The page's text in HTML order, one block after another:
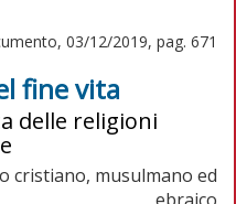
03/12/2019, pag. 671
fine vita
delle religioni
cristiano, musulmano ed